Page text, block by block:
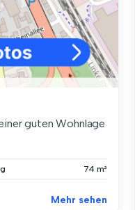
guten Wohnlage
74 m²
Mehr sehen